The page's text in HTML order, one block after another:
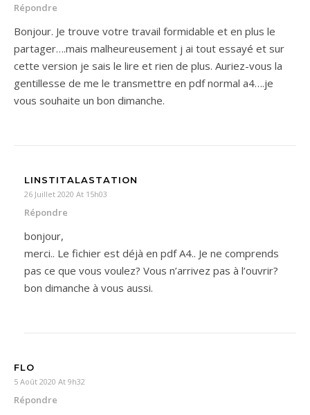
Répondre
Bonjour. Je trouve votre travail formidable et en plus le
partager….mais malheureusement j ai tout essayé et sur
cette version je sais le lire et rien de plus. Auriez-vous la
gentillesse de me le transmettre en pdf normal a4….je
vous souhaite un bon dimanche.
LINSTITALASTATION
26 Juillet 2020 At 15h03
Répondre
bonjour,
merci.. Le fichier est déjà en pdf A4.. Je ne comprends
pas ce que vous voulez? Vous n’arrivez pas à l’ouvrir?
bon dimanche à vous aussi.
FLO
5 Août 2020 At 9h32
Répondre